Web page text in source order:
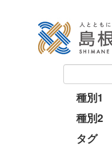
種別1
種別2
タグ